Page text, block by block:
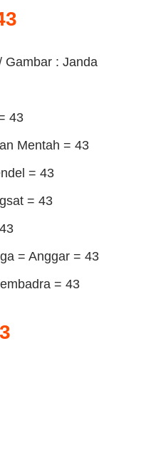
Gambar : Janda
43
Mentah = 43
= 43
= 43
= Anggar = 43
= 43